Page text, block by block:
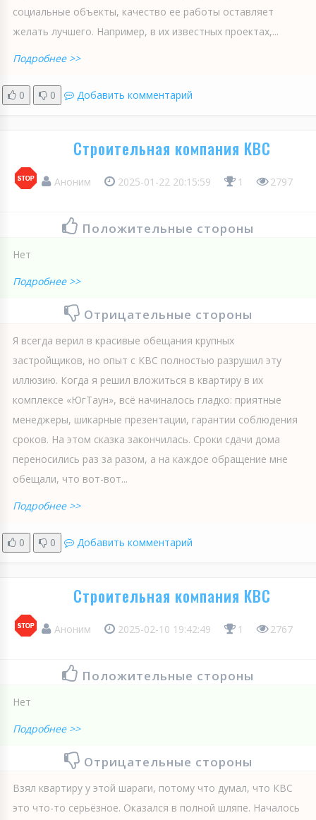
социальные объекты, качество ее работы оставляет
желать лучшего. Например, в их известных проектах,...
Подробнее >>
0 0 Добавить комментарий
Строительная компания КВС
Аноним 2025-01-22 20:15:59 1 2797
Положительные стороны
Нет
Подробнее >>
Отрицательные стороны
Я всегда верил в красивые обещания крупных
застройщиков, но опыт с КВС полностью разрушил эту
иллюзию. Когда я решил вложиться в квартиру в их
комплексе «ЮгТаун», всё начиналось гладко: приятные
менеджеры, шикарные презентации, гарантии соблюдения
сроков. На этом сказка закончилась. Сроки сдачи дома
переносились раз за разом, а на каждое обращение мне
обещали, что вот-вот...
Подробнее >>
0 0 Добавить комментарий
Строительная компания КВС
Аноним 2025-02-10 19:42:49 1 2767
Положительные стороны
Нет
Подробнее >>
Отрицательные стороны
Взял квартиру у этой шараги, потому что думал, что КВС
это что-то серьёзное. Оказался в полной шляпе. Началось